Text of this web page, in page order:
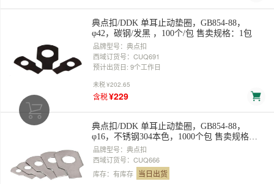
典点扣/DDK 单耳止动垫圈，GB854-88，
φ42，碳钢/发黑 ，100个/包 售卖规格：1包
品牌型号：典点扣
西域订货号：CUQ691
预计出货日: 9个工作日
未税¥202.65
含税¥229
典点扣/DDK 单耳止动垫圈，GB854-88，
φ16，不锈钢304本色，1000个包 售卖规格：1
包
品牌型号：典点扣
西域订货号：CUQ666
库存：有库存 当日出货